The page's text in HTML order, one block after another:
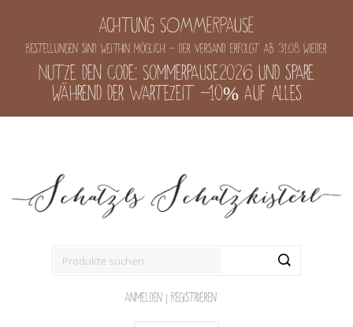
Achtung SOMMERPAUSE
Bestellungen sind weithin möglich - der Versand erfolgt ab 31.08 wieder
Nutze den Code: Sommerpause2026 und spare
während der Wartezeit -10% auf alles
Anmelden | Registrieren